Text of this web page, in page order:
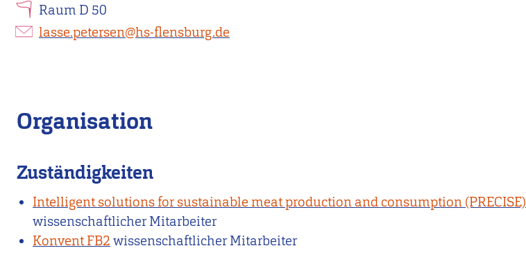
Raum D 50
lasse.petersen@hs-flensburg.de
Organisation
Zuständigkeiten
Intelligent solutions for sustainable meat production and consumption (PRECISE)
wissenschaftlicher Mitarbeiter
Konvent FB2 wissenschaftlicher Mitarbeiter